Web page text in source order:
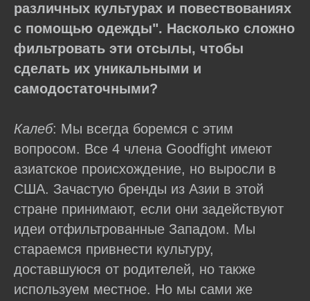
различных культурах и повествованиях
с помощью одежды". Насколько сложно
фильтровать эти отсылы, чтобы
сделать их уникальными и
самодостаточными?
Калеб: Мы всегда боремся с этим
вопросом. Все 4 члена Goodfight имеют
азиатское происхождение, но выросли в
США. Зачастую бренды из Азии в этой
стране принимают, если они задействуют
идеи отфильтрованные Западом. Мы
стараемся привнести культуру,
доставшуюся от родителей, но также
используем местное. Но мы сами же